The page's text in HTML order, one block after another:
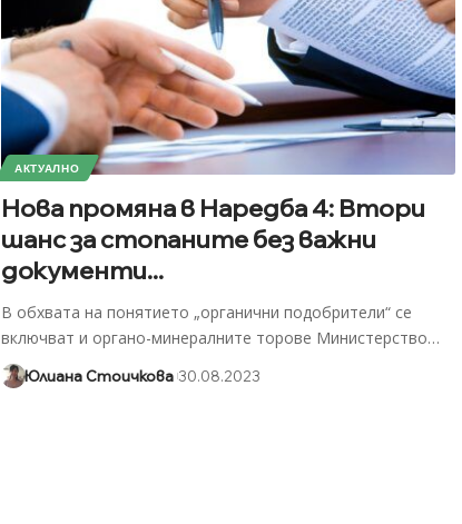
АКТУАЛНО
Нова промяна в Наредба 4: Втори
шанс за стопаните без важни
документи...
В обхвата на понятието „органични подобрители“ се
включват и органо-минералните торове Министерство…
Юлиана Стоичкова 30.08.2023